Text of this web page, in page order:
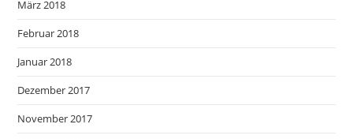
März 2018
Februar 2018
Januar 2018
Dezember 2017
November 2017